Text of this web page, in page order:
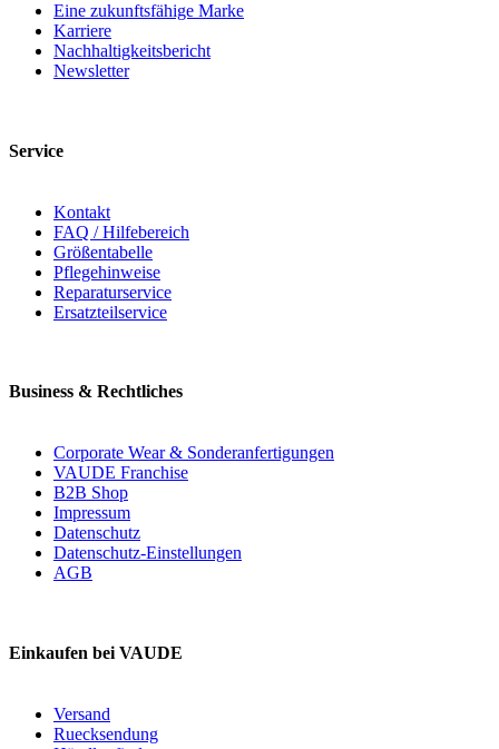
Eine zukunftsfähige Marke
Karriere
Nachhaltigkeitsbericht
Newsletter
Service
Kontakt
FAQ / Hilfebereich
Größentabelle
Pflegehinweise
Reparaturservice
Ersatzteilservice
Business & Rechtliches
Corporate Wear & Sonderanfertigungen
VAUDE Franchise
B2B Shop
Impressum
Datenschutz
Datenschutz-Einstellungen
AGB
Einkaufen bei VAUDE
Versand
Ruecksendung